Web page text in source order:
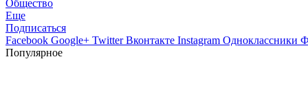
Общество
Еще
Подписаться
Facebook Google+ TwitterВконтакте Instagram Одноклассники
Популярное